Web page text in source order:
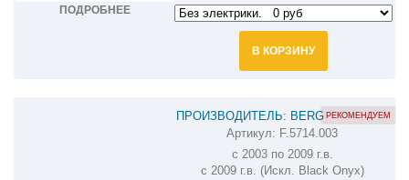
ПОДРОБНЕЕ
В КОРЗИНУ
ПРОИЗВОДИТЕЛЬ: BERG
ФАРКОП НА TOYOTA LAND CRUISER
PRADO F.5714.003
Артикул: F.5714.003
с 2003 по 2009 г.в.
с 2009 г.в. (Искл. Black Onyx)
РЕКОМЕНДУЕМ